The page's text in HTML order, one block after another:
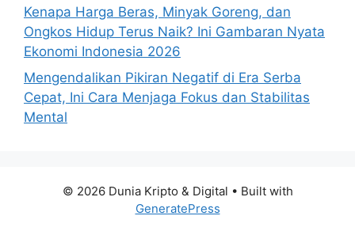
Kenapa Harga Beras, Minyak Goreng, dan
Ongkos Hidup Terus Naik? Ini Gambaran Nyata
Ekonomi Indonesia 2026
Mengendalikan Pikiran Negatif di Era Serba
Cepat, Ini Cara Menjaga Fokus dan Stabilitas
Mental
© 2026 Dunia Kripto & Digital • Built with
GeneratePress